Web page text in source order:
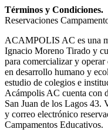
Términos y Condiciones.
Reservaciones
ACAMPOLIS AC es una
Ignacio Moreno Tirado y
para comercializar y
en desarrollo humano y
estudio de colegios e
Acámpolis AC cuenta con
San Juan de los Lagos 43.
y correo electrónico
Campamentos Educativos.